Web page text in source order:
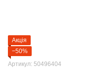
Акція
−50%
Артикул: 50496404